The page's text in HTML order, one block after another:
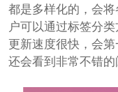
都是多样化的，会
户可以通过标签分
更新速度很快，会
还会看到非常不错的